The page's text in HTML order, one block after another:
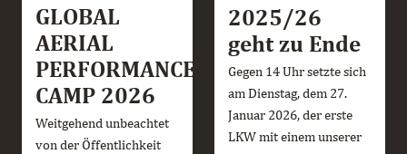
GLOBAL
AERIAL
PERFORMANCE
CAMP 2026
Weitgehend unbeachtet
von der Öffentlichkeit
2025/26
geht zu Ende
Gegen 14 Uhr setzte sich
am Dienstag, dem 27.
Januar 2026, der erste
LKW mit einem unserer